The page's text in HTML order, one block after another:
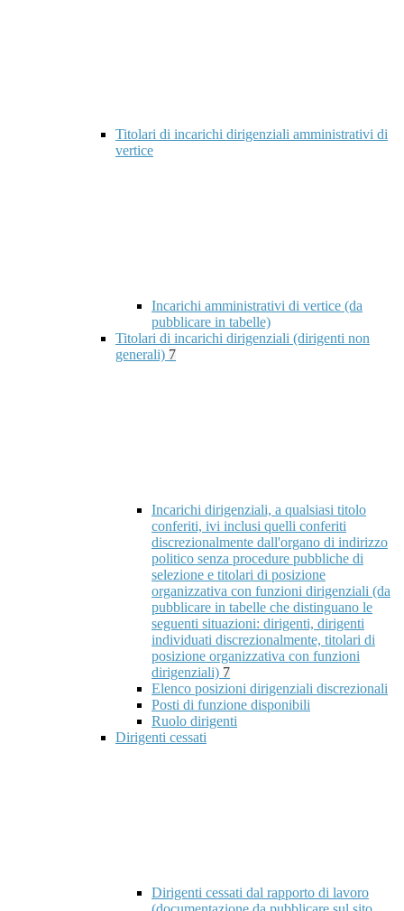
Titolari di incarichi dirigenziali amministrativi di
vertice
Incarichi amministrativi di vertice (da
pubblicare in tabelle)
Titolari di incarichi dirigenziali (dirigenti non
generali) 7
Incarichi dirigenziali, a qualsiasi titolo
conferiti, ivi inclusi quelli conferiti
discrezionalmente dall'organo di indirizzo
politico senza procedure pubbliche di
selezione e titolari di posizione
organizzativa con funzioni dirigenziali (da
pubblicare in tabelle che distinguano le
seguenti situazioni: dirigenti, dirigenti
individuati discrezionalmente, titolari di
posizione organizzativa con funzioni
dirigenziali) 7
Elenco posizioni dirigenziali discrezionali
Posti di funzione disponibili
Ruolo dirigenti
Dirigenti cessati
Dirigenti cessati dal rapporto di lavoro